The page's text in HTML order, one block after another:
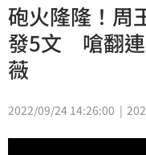
砲火隆隆！周
發5文 嗆翻連
薇
2022/09/24 14:26:00